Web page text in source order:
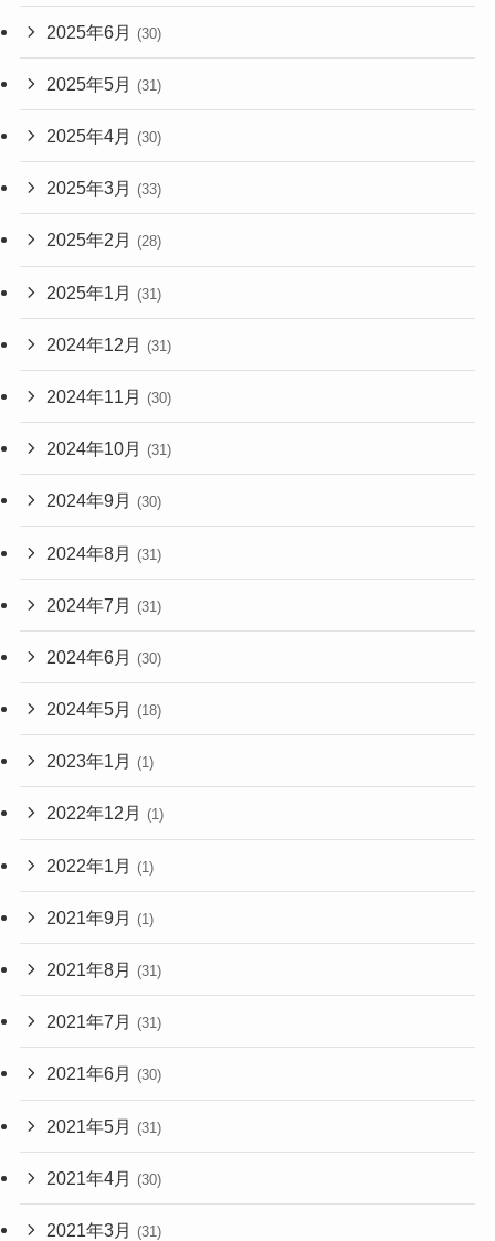
2025年6月 (30)
2025年5月 (31)
2025年4月 (30)
2025年3月 (33)
2025年2月 (28)
2025年1月 (31)
2024年12月 (31)
2024年11月 (30)
2024年10月 (31)
2024年9月 (30)
2024年8月 (31)
2024年7月 (31)
2024年6月 (30)
2024年5月 (18)
2023年1月 (1)
2022年12月 (1)
2022年1月 (1)
2021年9月 (1)
2021年8月 (31)
2021年7月 (31)
2021年6月 (30)
2021年5月 (31)
2021年4月 (30)
2021年3月 (31)